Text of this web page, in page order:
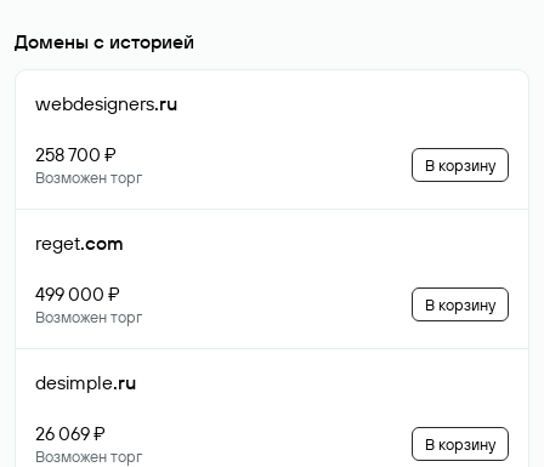
Домены с историей
webdesigners.ru
258 700 ₽
Возможен торг
В корзину
reget.com
499 000 ₽
Возможен торг
В корзину
desimple.ru
26 069 ₽
Возможен торг
В корзину